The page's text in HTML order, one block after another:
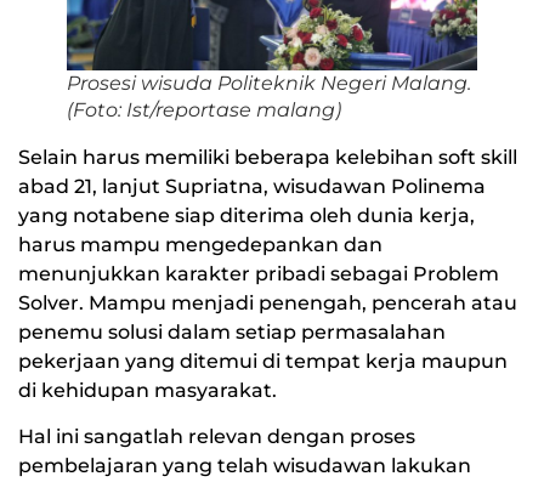
Prosesi wisuda Politeknik Negeri Malang.
(Foto: Ist/reportase malang)
Selain harus memiliki beberapa kelebihan soft skill
abad 21, lanjut Supriatna, wisudawan Polinema
yang notabene siap diterima oleh dunia kerja,
harus mampu mengedepankan dan
menunjukkan karakter pribadi sebagai Problem
Solver. Mampu menjadi penengah, pencerah atau
penemu solusi dalam setiap permasalahan
pekerjaan yang ditemui di tempat kerja maupun
di kehidupan masyarakat.
Hal ini sangatlah relevan dengan proses
pembelajaran yang telah wisudawan lakukan